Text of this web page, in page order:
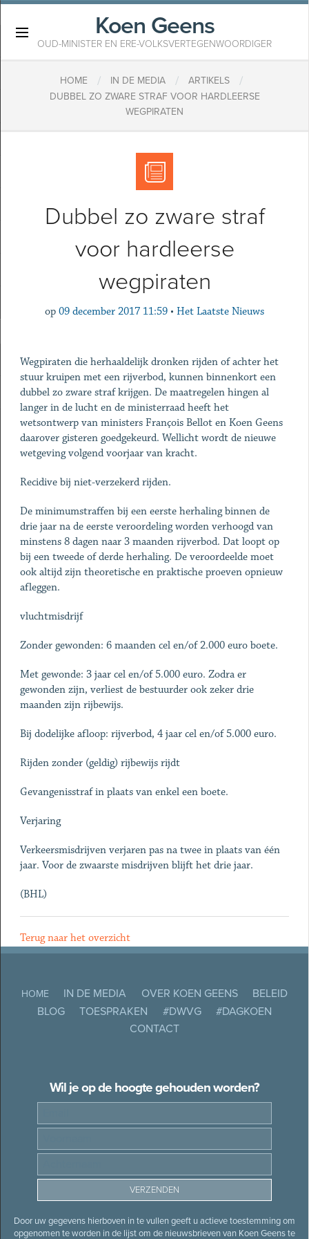
Koen Geens
OUD-MINISTER EN ERE-VOLKSVERTEGENWOORDIGER
HOME / IN DE MEDIA / ARTIKELS /
​DUBBEL ZO ZWARE STRAF VOOR HARDLEERSE
WEGPIRATEN
​Dubbel zo zware straf
voor hardleerse
wegpiraten
op 09 december 2017 11:59 • Het Laatste Nieuws
Wegpiraten die herhaaldelijk dronken rijden of achter het
stuur kruipen met een rijverbod, kunnen binnenkort een
dubbel zo zware straf krijgen. De maatregelen hingen al
langer in de lucht en de ministerraad heeft het
wetsontwerp van ministers François Bellot en Koen Geens
daarover gisteren goedgekeurd. Wellicht wordt de nieuwe
wetgeving volgend voorjaar van kracht.
Recidive bij niet-verzekerd rijden.
De minimumstraffen bij een eerste herhaling binnen de
drie jaar na de eerste veroordeling worden verhoogd van
minstens 8 dagen naar 3 maanden rijverbod. Dat loopt op
bij een tweede of derde herhaling. De veroordeelde moet
ook altijd zijn theoretische en praktische proeven opnieuw
afleggen.
vluchtmisdrijf
Zonder gewonden: 6 maanden cel en/of 2.000 euro boete.
Met gewonde: 3 jaar cel en/of 5.000 euro. Zodra er
gewonden zijn, verliest de bestuurder ook zeker drie
maanden zijn rijbewijs.
Bij dodelijke afloop: rijverbod, 4 jaar cel en/of 5.000 euro.
Rijden zonder (geldig) rijbewijs rijdt
Gevangenisstraf in plaats van enkel een boete.
Verjaring
Verkeersmisdrijven verjaren pas na twee in plaats van één
jaar. Voor de zwaarste misdrijven blijft het drie jaar.
(BHL)
Terug naar het overzicht
HOME IN DE MEDIA OVER KOEN GEENS
BELEID
BLOG
TOESPRAKEN #DWVG
#DAGKOEN
CONTACT
Wil je op de hoogte gehouden worden?
Door uw gegevens hierboven in te vullen geeft u actieve toestemming om
opgenomen te worden in de lijst om de nieuwsbrieven van Koen Geens te